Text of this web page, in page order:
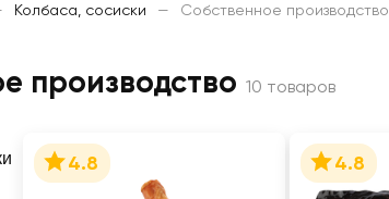
Колбаса, сосиски — Собственное производство
производство 10 товаров
4.8 4.8